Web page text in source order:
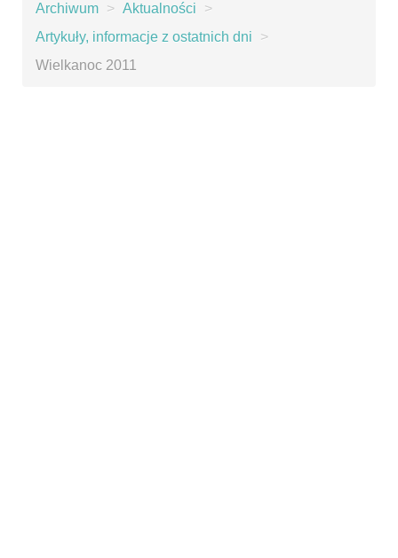
Archiwum > Aktualności
>
Artykuły, informacje z ostatnich dni
>
Wielkanoc 2011